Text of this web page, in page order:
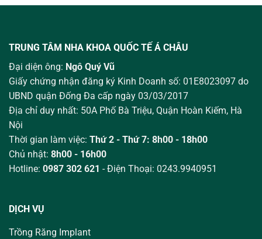
TRUNG TÂM NHA KHOA QUỐC TẾ Á CHÂU
Đại diện ông: Ngô Quý Vũ
Giấy chứng nhận đăng ký Kinh Doanh số: 01E8023097 do
UBND quận Đống Đa cấp ngày 03/03/2017
Địa chỉ duy nhất: 50A Phố Bà Triệu, Quận Hoàn Kiếm, Hà
Nội
Thời gian làm việc: Thứ 2 - Thứ 7: 8h00 - 18h00
Chủ nhật: 8h00 - 16h00
Hotline: 0987 302 621 - Điện Thoại: 0243.9940951
DỊCH VỤ
Trồng Răng Implant